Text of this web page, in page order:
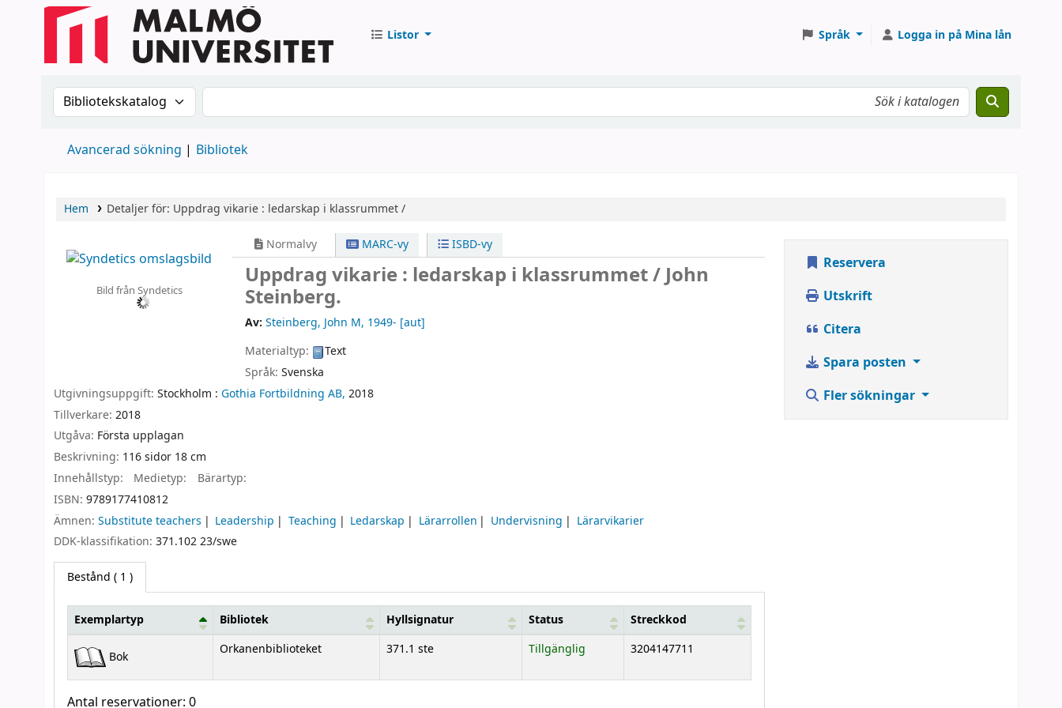
Listor Språk Logga in på Mina lån
Sök i katalogen efter:Sök i katalogen
Avancerad sökning Bibliotek
Hem Detaljer för: Uppdrag vikarie : ledarskap i klassrummet /
Bild från Syndetics
Normalvy MARC-vy ISBD-vy
Uppdrag vikarie : ledarskap i klassrummet /John
Steinberg.
Av: Steinberg, John M, 1949- [aut]
Materialtyp:
Text
Språk:Svenska
Utgivningsuppgift: Stockholm : Gothia Fortbildning AB, 2018
Tillverkare: 2018
Utgåva: Första upplagan
Beskrivning: 116 sidor 18 cm
Innehållstyp:
Medietyp:
Bärartyp:
ISBN: 9789177410812
Ämnen: Substitute teachers Leadership Teaching Ledarskap Lärarrollen Undervisning
Lärarvikarier
DDK-klassifikation: 371.102 23/swe
Bestånd ( 1 )
Bestånd
Exemplartyp Bibliotek Hyllsignatur Status Streckkod
Bok Orkanenbiblioteket 371.1 ste Tillgänglig 3204147711
Antal reservationer: 0
Reservera
Utskrift
Citera
Spara posten
Fler sökningar